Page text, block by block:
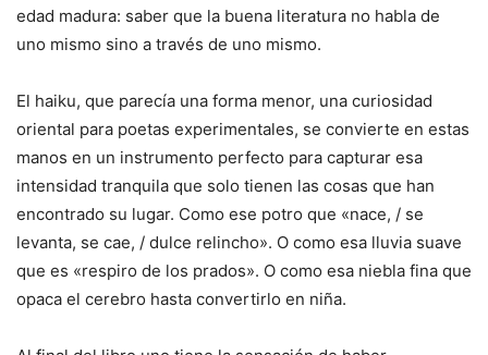
edad madura: saber que la buena literatura no habla de
uno mismo sino a través de uno mismo.
El haiku, que parecía una forma menor, una curiosidad
oriental para poetas experimentales, se convierte en estas
manos en un instrumento perfecto para capturar esa
intensidad tranquila que solo tienen las cosas que han
encontrado su lugar. Como ese potro que «nace, / se
levanta, se cae, / dulce relincho». O como esa lluvia suave
que es «respiro de los prados». O como esa niebla fina que
opaca el cerebro hasta convertirlo en niña.